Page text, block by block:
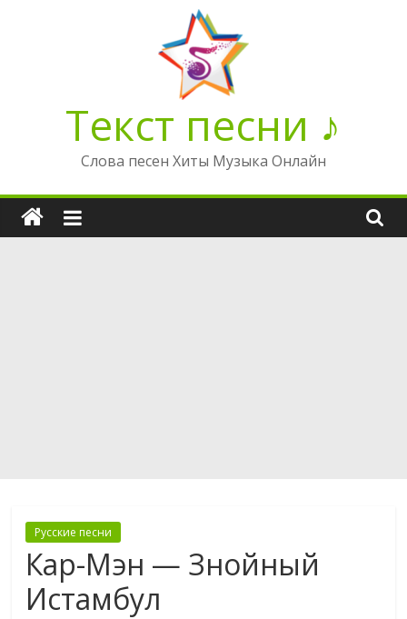
Текст песни ♪
Слова песен Хиты Музыка Онлайн
Русские песни
Кар-Мэн — Знойный
Истамбул